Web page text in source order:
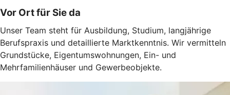
Vor Ort für Sie da
Unser Team steht für Ausbildung, Studium, langjährige
Berufspraxis und detaillierte Marktkenntnis. Wir vermitteln
Grundstücke, Eigentumswohnungen, Ein- und
Mehrfamilienhäuser und Gewerbeobjekte.